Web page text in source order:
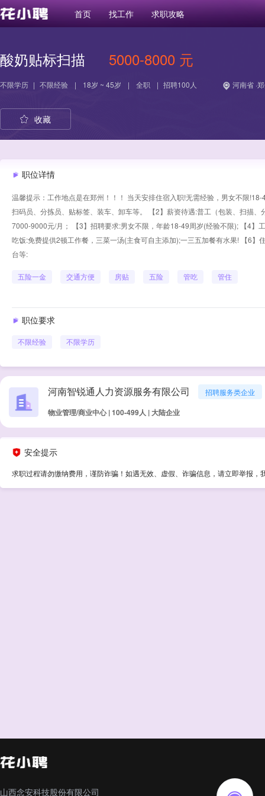
首页 找工作 求职攻略
酸奶贴标扫描 5000-8000 元
不限学历 | 不限经验 | 18岁 ~ 45岁 | 全职 | 招聘100人 河南省 ·
收藏
职位详情
温馨提示：工作地点是在郑州！！！ 当天安排住宿入职!无需经验，男女不限
扫码员、分拣员、贴标签、装车、卸车等。 【2】薪资待遇:普工（包装、扫描
7000-9000元/月； 【3】招聘要求:男女不限，年龄18-49周岁(经验不限); 【4
吃饭:免费提供2顿工作餐，三菜一汤(主食可自主添加);一三五加餐有水果! 【6
台等:
五险一金 交通方便 房贴 五险 管吃 管住
职位要求
不限经验 不限学历
河南智锐通人力资源服务有限公司 招聘服务类企业
物业管理/商业中心 | 100-499人 | 大陆企业
安全提示
求职过程请勿缴纳费用，谨防诈骗！如遇无效、虚假、诈骗信息，请立即举报，
山西念安科技股份有限公司